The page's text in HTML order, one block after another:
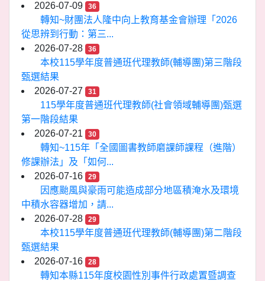
2026-07-09
36
轉知~財團法人隆中向上教育基金會辦理「2026
從思辨到行動：第三...
2026-07-28
36
本校115學年度普通班代理教師(輔導團)第三階段
甄選結果
2026-07-27
31
115學年度普通班代理教師(社會領域輔導團)甄選
第一階段結果
2026-07-21
30
轉知~115年「全國圖書教師磨課師課程（進階）
修課辦法」及「如何...
2026-07-16
29
因應颱風與豪雨可能造成部分地區積淹水及環境
中積水容器增加，請...
2026-07-28
29
本校115學年度普通班代理教師(輔導團)第二階段
甄選結果
2026-07-16
28
轉知本縣115年度校園性別事件行政處置暨調查